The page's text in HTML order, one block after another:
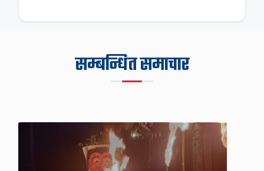
सम्बन्धित समाचार